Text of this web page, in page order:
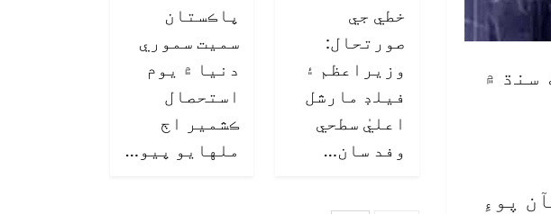
سنڌ ۾
پوءِ
خطي جي
صورتحال:
وزيراعظم ۽
فيلڊ مارشل
اعليٰ سطحي
وفد سان…
پاڪستان
سميت سموري
دنيا ۾ يوم
استحصال
ڪشمير اڄ
ملهايو پيو…